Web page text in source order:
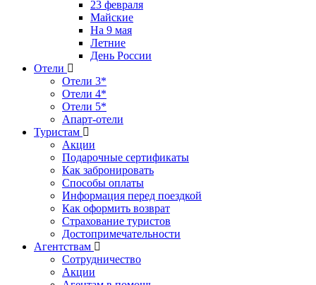
23 февраля
Майские
На 9 мая
Летние
День России
Отели
Отели 3*
Отели 4*
Отели 5*
Апарт-отели
Туристам
Акции
Подарочные сертификаты
Как забронировать
Способы оплаты
Информация перед поездкой
Как оформить возврат
Страхование туристов
Достопримечательности
Агентствам
Сотрудничество
Акции